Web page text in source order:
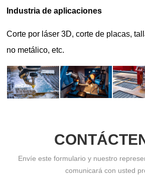
Envíe este formulario y nuestro
comunicará con usted